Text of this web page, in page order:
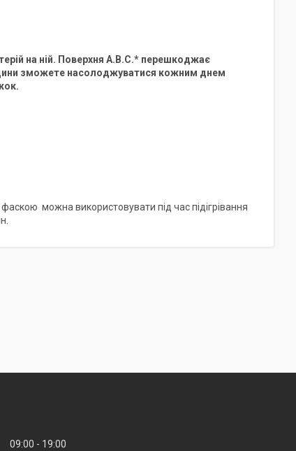
на ній. Поверхня A.B.C.* перешкоджає
зможете насолоджуватися кожним днем
можна використовувати під час підігрівання
09:00
19:00